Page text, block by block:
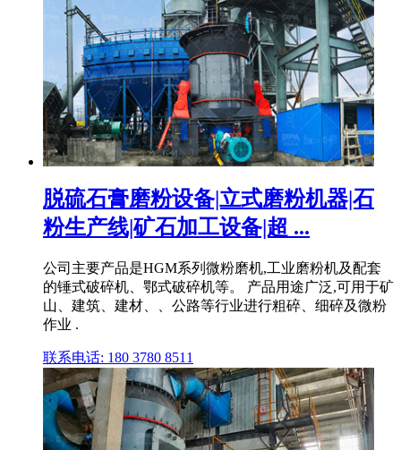
脱硫石膏磨粉设备|立式磨粉机器|石
粉生产线|矿石加工设备|超 ...
公司主要产品是HGM系列微粉磨机,工业磨粉机及配套
的锤式破碎机、鄂式破碎机等。 产品用途广泛,可用于矿
山、建筑、建材、、公路等行业进行粗碎、细碎及微粉
作业 .
联系电话: 180 3780 8511